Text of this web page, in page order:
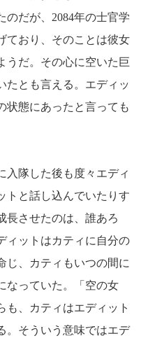
のだが、2084年の士官学
ており、そのことは彼女
うだ。その心に空いた巨
たとも言える。エディッ
状態にあったと言っても
入隊した後も度々エディ
トと話し込んでいたりす
長させたのは、誰あろ
ィットはカティに自分の
じ、カティもいつの間に
なっていた。「空の女
も、カティはエディット
。そういう意味ではエデ